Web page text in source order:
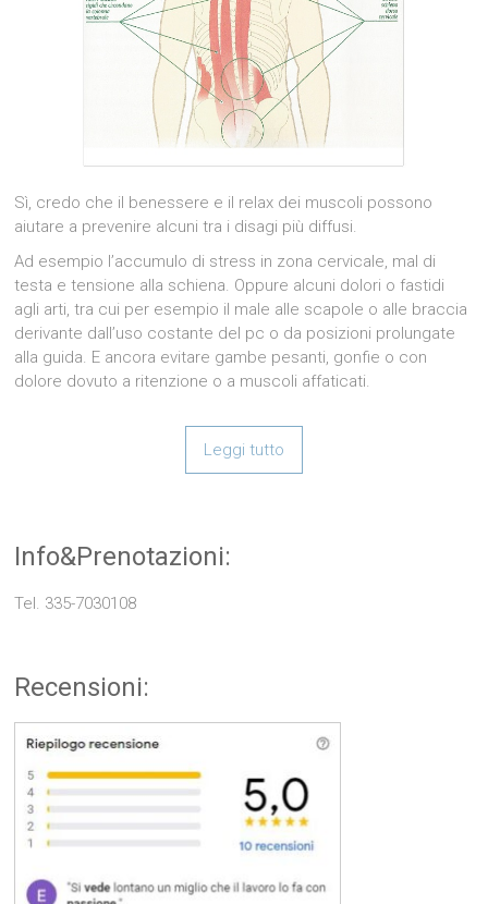
Sì, credo che il benessere e il relax dei muscoli possono
aiutare a prevenire alcuni tra i disagi più diffusi.
Ad esempio l’accumulo di stress in zona cervicale, mal di
testa e tensione alla schiena. Oppure alcuni dolori o fastidi
agli arti, tra cui per esempio il male alle scapole o alle braccia
derivante dall’uso costante del pc o da posizioni prolungate
alla guida. E ancora evitare gambe pesanti, gonfie o con
dolore dovuto a ritenzione o a muscoli affaticati.
Leggi tutto
Info&Prenotazioni:
Tel. 335-7030108
Recensioni: